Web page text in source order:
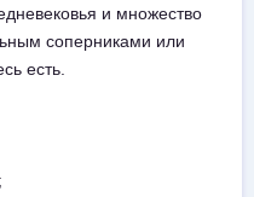
и множество
соперниками или
есть.